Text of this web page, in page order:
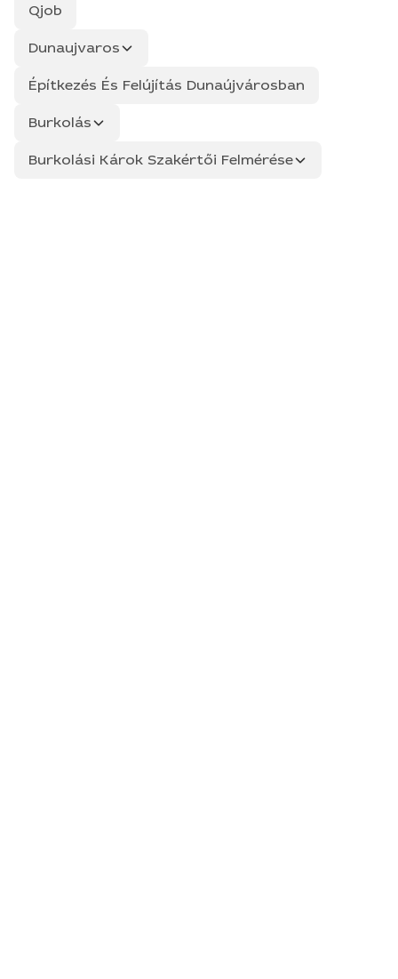
Qjob
Dunaujvaros
Építkezés És Felújítás Dunaújvárosban
Burkolás
Burkolási Károk Szakértői Felmérése